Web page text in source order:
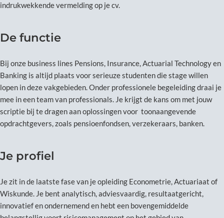
indrukwekkende vermelding op je cv.
De functie
Bij onze business lines Pensions, Insurance, Actuarial Technology en
Banking is altijd plaats voor serieuze studenten die stage willen
lopen in deze vakgebieden. Onder professionele begeleiding draai je
mee in een team van professionals. Je krijgt de kans om met jouw
scriptie bij te dragen aan oplossingen voor toonaangevende
opdrachtgevers, zoals pensioenfondsen, verzekeraars, banken.
Je profiel
Je zit in de laatste fase van je opleiding Econometrie, Actuariaat of
Wiskunde. Je bent analytisch, adviesvaardig, resultaatgericht,
innovatief en ondernemend en hebt een bovengemiddelde